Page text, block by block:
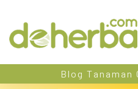
Blog Tanaman